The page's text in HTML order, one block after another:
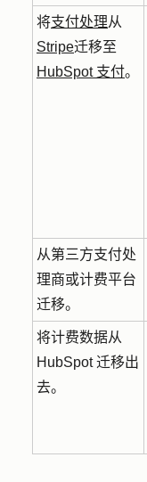
将支付处理从
Stripe迁移至
HubSpot 支付。
从第三方支付处
理商或计费平台
迁移。
将计费数据从
HubSpot 迁移出
去。